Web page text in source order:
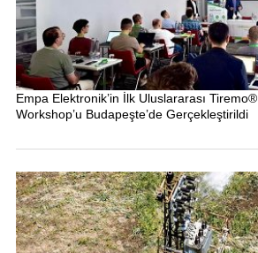
Empa Elektronik’in İlk Uluslararası
Workshop’u Budapeşte’de Gerçekleştirildi